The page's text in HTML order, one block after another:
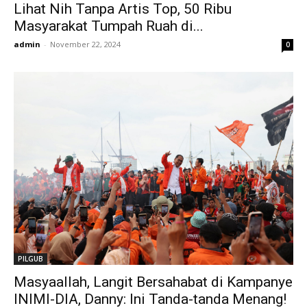
Lihat Nih Tanpa Artis Top, 50 Ribu
Masyarakat Tumpah Ruah di...
admin - November 22, 2024 0
PILGUB
Masyaallah, Langit Bersahabat di Kampanye
INIMI-DIA, Danny: Ini Tanda-tanda Menang!